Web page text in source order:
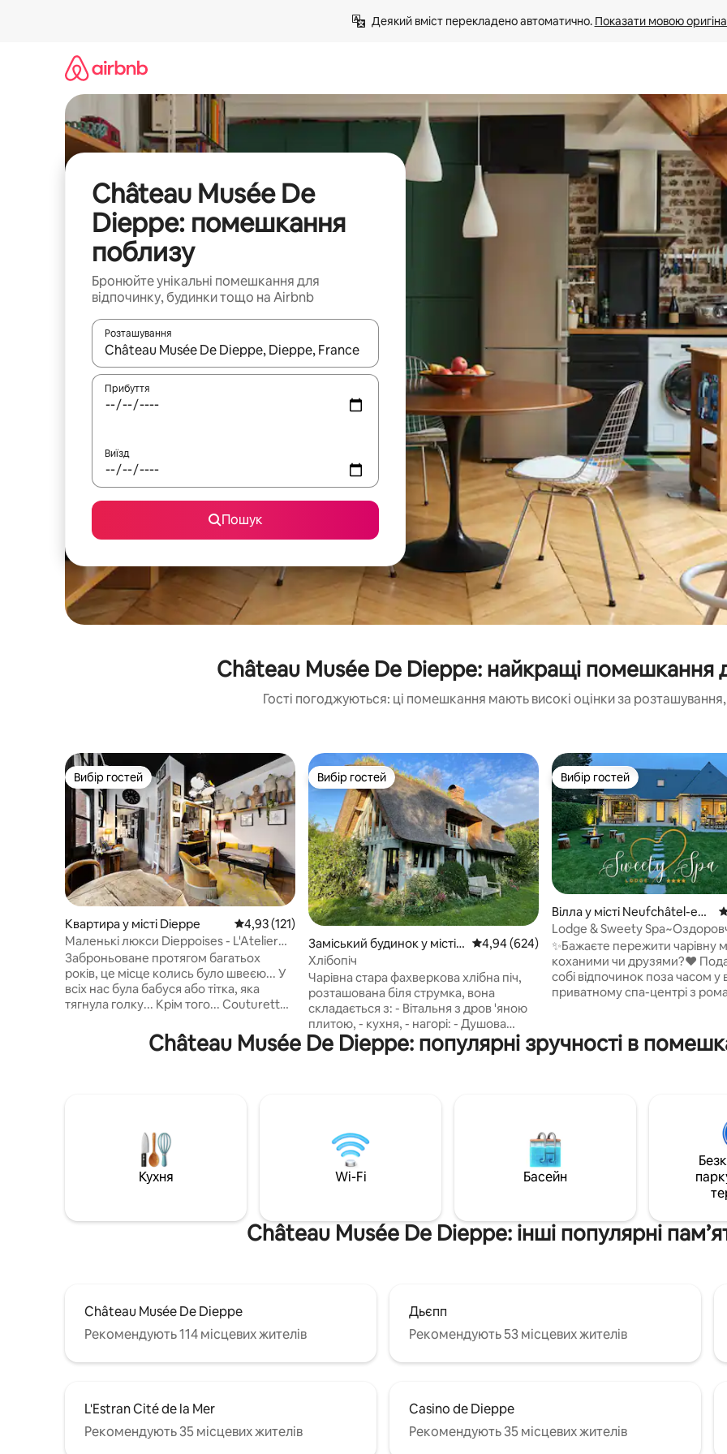
Деякий вміст перекладено автоматично. Показати мовою
Château Musée De
Dieppe: помешкання
поблизу
Бронюйте унікальні помешкання для
відпочинку, будинки тощо на Airbnb
Розташування
Отримавши результати пошуку, використовуйте для навігації сторінкою клавіші зі стрілками вгору та вниз або
Прибуття
Виїзд
Пошук
Château Musée De Dieppe: найкращі помешкання
Гості погоджуються: ці помешкання мають високі оцінки за
Вибір гостей
Вибір гостей
Квартира у місті Dieppe Середня оцінка: 4,93 з 5, відгуки: 121
4,93 (121)
Маленькі люкси Dieppoises - L'Atelier
Couture
Заброньоване протягом багатьох
років, це місце колись було швеєю... У
всіх нас була бабуся або тітка, яка
тягнула голку... Крім того... Couturette
мрії... Той, який я хотів би тусуватися,
коли я була молодою дівчиною... Ви
моделі, які прокидаються, щоб
повернутися до життя і запропонувати
чарівне видовище... Шепот... ріжучі
ножиці... Усе в чорно-білому стилі
Вибір гостей
Вибір гостей
Заміський будинок у місті
Сен-Вандріль-Рансон
Середня оцінка: 4,94 з 5, відгуки: 624
4,94 (624)
Хлібопіч
Чарівна стара фахверкова хлібна піч,
розташована біля струмка, вона
складається з: - Вітальня з дров 'яною
плитою, - кухня, - нагорі: - Душова
кімната/туалет, до якої можна
дістатися драбиною мельника (див.
кімната не спілкуються. Садові меблі,
барбекю, приватна парковка, дрова
включені Зверніть увагу, що інший
заміський будиночок, Кам 'яний
Вибір гостей
Вибір гостей
Вілла у місті Neufchâtel-en-
Bray
Lodge & Sweety
центр~Кінотеатр~Бразеро
✨Бажаєте пережити чарівну
коханими чи друзями?❤️ Подаруйте
собі відпочинок поза часом
приватному спа-центрі з
тропіки🌴 💦Відпочиньте у винятковій
оздоровчій зоні з •
перебуванням улітку та взимку
Lodge & Sweety❤️Spa, гарний
будинок, розташований у
сільській місцевості
Château Musée De Dieppe: популярні зручності в
Кухня Wi-Fi Басейн
Château Musée De Dieppe: інші популярні
Château Musée De Dieppe
Рекомендують 114 місцевих жителів
Дьєпп
Рекомендують 53 місцевих жителів
L'Estran Cité de la Mer
Рекомендують 35 місцевих жителів
Casino de Dieppe
Рекомендують 35 місцевих жителів